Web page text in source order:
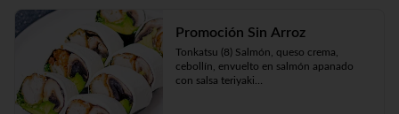
Promoción Sin Arroz
Tonkatsu (8) Salmón, queso crema,
cebollín, envuelto en salmón apanado
con salsa teriyaki